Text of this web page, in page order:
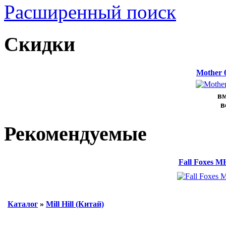
Расширенный поиск
Скидки
Mother
Рекомендуемые
Fall Foxes
Каталог » Mill Hill (Китай)